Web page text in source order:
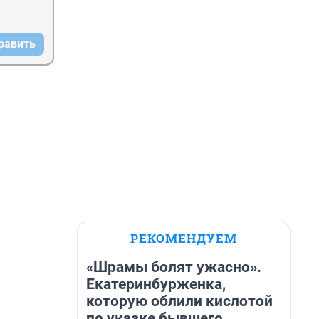
РЕКОМЕНДУЕМ
«Шрамы болят ужасно».
Екатеринбурженка,
которую облили кислотой